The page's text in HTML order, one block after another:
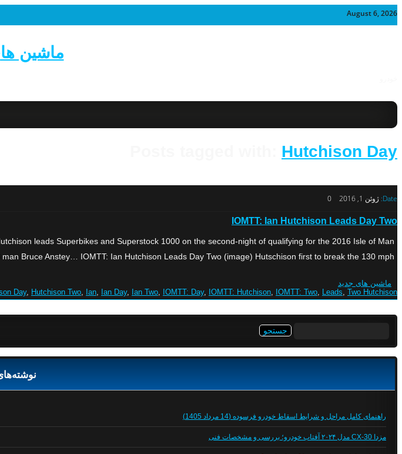
August 6, 2026
ماشین
Hutchison Day
Date: ژوئن 1, 2016 0
IOMTT: Ian Hutchison Leads Day Two
leads Superbikes and Superstock 1000 on the second-night of qualifying for the 2016 Isle of Man
Bruce Anstey… IOMTT: Ian Hutchison Leads Day Two (image) Hutschison first to break the 130 mph […]
ماشین های جدید
Day, Hutchison Two, Ian, Ian Day, Ian Two, IOMTT: Day, IOMTT: Hutchison, IOMTT: Two, Leads, Two Hutchison
راهنمای کامل مراحل و شرایط اسقاط خودرو فرسوده (14 مرداد 1405)
مزدا CX-30 مدل ۲۰۲۴ آفتاب خودرو؛ بررسی و مشخصات فنی